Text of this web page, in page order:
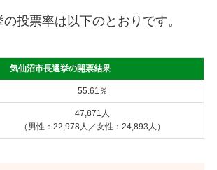
投票率は以下のとおりです。
気仙沼市長選挙の開票結果
55.61％
47,871人
（男性：22,978人／女性：24,893人）